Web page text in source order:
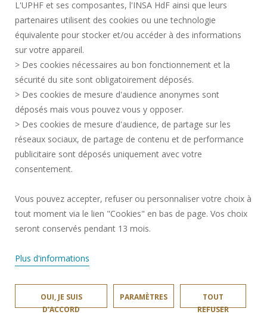
MARCHÉS PUBLICS
MENTIONS LÉGALES
ESPACE PRESSE
RECRUTEMENTS
PLAN DU SITE
DONNÉES PERSONNELLES
ACCESSIBILITÉ
Rejoignez-nous!
Une question ?
notre FAQ et nos
équipes ont
surement la
✖
L'UPHF et ses composantes, l'INSA HdF ainsi que leurs
partenaires utilisent des cookies ou une technologie
équivalente pour stocker et/ou accéder à des informations
sur votre appareil.
> Des cookies nécessaires au bon fonctionnement et la
sécurité du site sont obligatoirement déposés.
> Des cookies de mesure d'audience anonymes sont
déposés mais vous pouvez vous y opposer.
> Des cookies de mesure d'audience, de partage sur les
réseaux sociaux, de partage de contenu et de performance
publicitaire sont déposés uniquement avec votre
consentement.
Vous pouvez accepter, refuser ou personnaliser votre choix à
tout moment via le lien "Cookies" en bas de page. Vos choix
seront conservés pendant 13 mois.
Plus d'informations
OUI, JE SUIS
D'ACCORD
PARAMÈTRES
TOUT
REFUSER